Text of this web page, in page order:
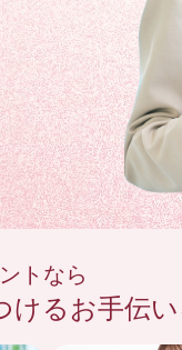
トなら
けるお手伝